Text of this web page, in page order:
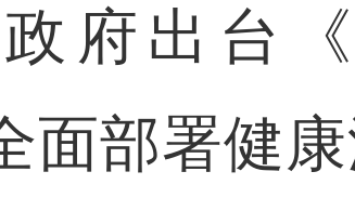
出台《“
面部署健